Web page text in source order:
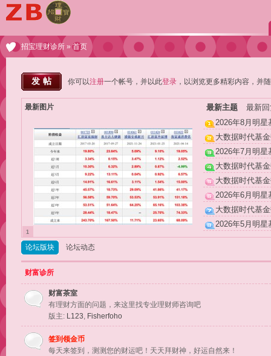
招宝理财诊所 » 首页
发帖 你可以注册一个帐号，并以此登录 ，以浏览更多精彩内容，并
最新图片
1
最新主题
最新
2026年8月明星
大数据时代基
2026年7月明星
大数据时代基
大数据时代基
2026年6月明星
大数据时代基
2026年5月明星
论坛版块 论坛动态
财富诊所
财富茶室
有理财方面的问题，来这里找专业理财师咨询吧
版主: L123, Fisherfoho
签到领金币
每天来签到，测测您的财运吧！天天拜财神，好运自然来！